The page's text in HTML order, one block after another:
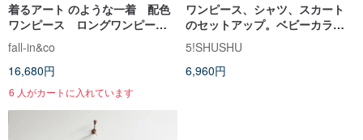
着るアート のような一着 配色
ワンピース ロングワンピー
ス リネン混 260503-1
fall-in&co
16,680円
6 人がカートに入れています
ワンピース、シャツ、スカート
のセットアップ。ベビーカラー
とパフスリーブで肌を明るく見
せるヴィンテージ風。ウエスト
マークでスタイルアップ効果
5!SHUSHU
6,960円